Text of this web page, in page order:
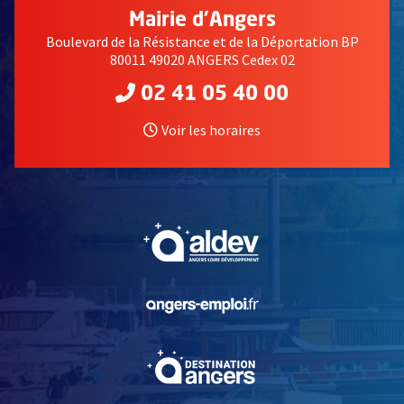
Mairie d'Angers
Boulevard de la Résistance et de la Déportation BP
80011 49020 ANGERS Cedex 02
02 41 05 40 00
Voir les horaires
, Ouvre une nouvelle